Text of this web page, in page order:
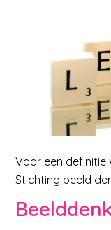
Voor een definitie
Stichting beeld